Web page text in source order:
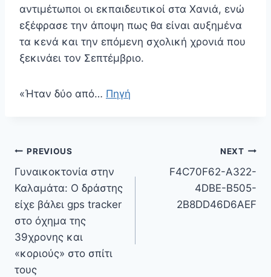
αντιμέτωποι οι εκπαιδευτικοί στα Χανιά, ενώ
εξέφρασε την άποψη πως θα είναι αυξημένα
τα κενά και την επόμενη σχολική χρονιά που
ξεκινάει τον Σεπτέμβριο.
«Ήταν δύο από… Πηγή
Πλοήγηση
άρθρων
PREVIOUS
Γυναικοκτονία στην
Καλαμάτα: Ο δράστης
είχε βάλει gps tracker
στο όχημα της
39χρονης και
«κοριούς» στο σπίτι
τους
NEXT
F4C70F62-A322-
4DBE-B505-
2B8DD46D6AEF